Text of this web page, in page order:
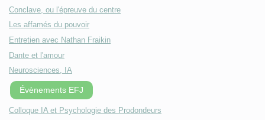
Conclave, ou l'épreuve du centre
Les affamés du pouvoir
Entretien avec Nathan Fraikin
Dante et l'amour
Neurosciences, IA
Évènements EFJ
Colloque IA et Psychologie des Prodondeurs